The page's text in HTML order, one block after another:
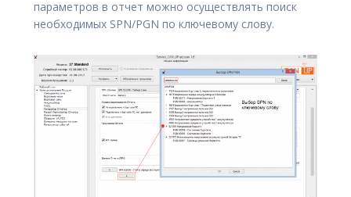
параметров в отчет можно осуществлять поиск
необходимых SPN/PGN по ключевому слову.